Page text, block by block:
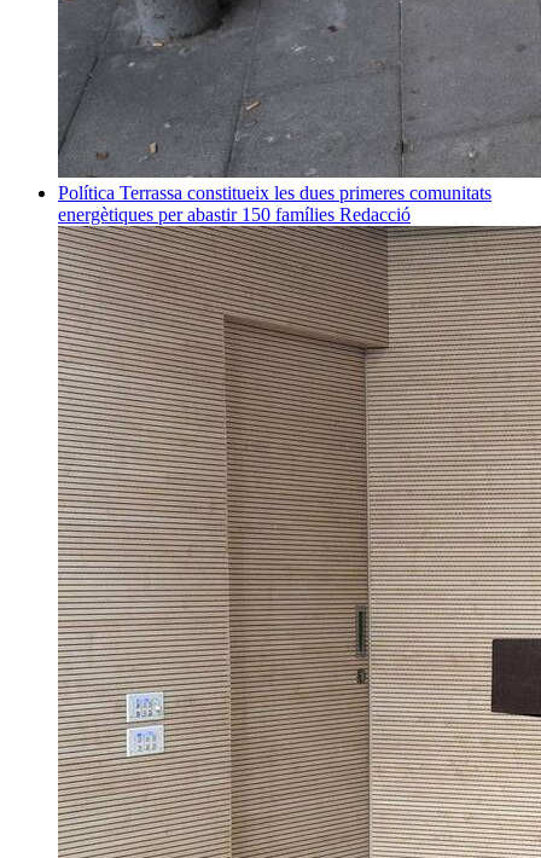
Política Terrassa constitueix les dues primeres comunitats
energètiques per abastir 150 famílies Redacció